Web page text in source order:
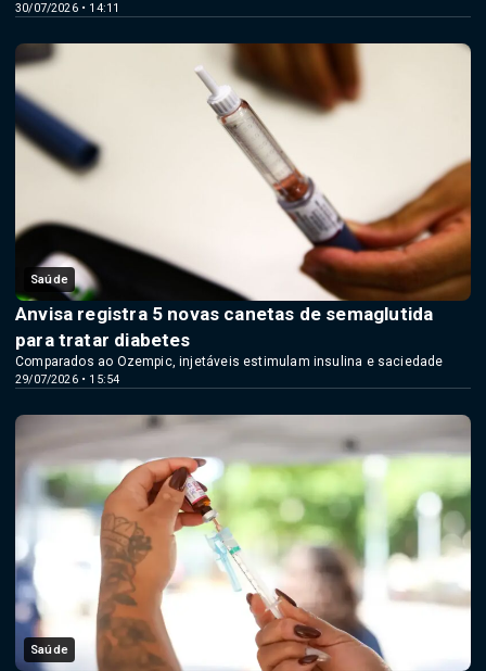
30/07/2026 • 14:11
Saúde
29/07/2026 • 15:54
Anvisa registra 5 novas canetas de semaglutida
para tratar diabetes
Comparados ao Ozempic, injetáveis estimulam insulina e saciedade
Saúde